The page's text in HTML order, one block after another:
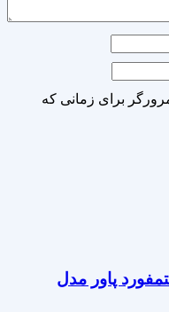
برای زمانی که
275 کاوا – استمفورد پاور مدل